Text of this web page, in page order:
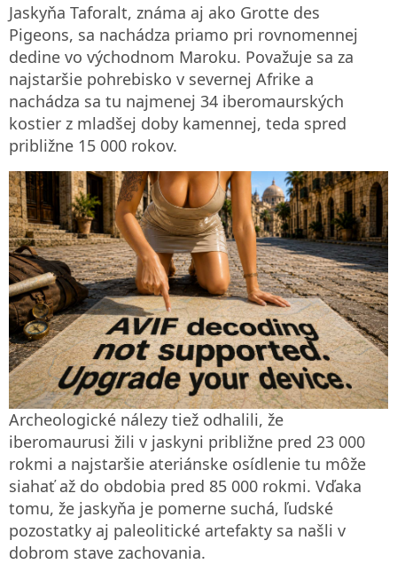
Jaskyňa Taforalt, známa aj ako Grotte des
Pigeons, sa nachádza priamo pri rovnomennej
dedine vo východnom Maroku. Považuje sa za
najstaršie pohrebisko v severnej Afrike a
nachádza sa tu najmenej 34 iberomaurských
kostier z mladšej doby kamennej, teda spred
približne 15 000 rokov.
Archeologické nálezy tiež odhalili, že
iberomaurusi žili v jaskyni približne pred 23 000
rokmi a najstaršie ateriánske osídlenie tu môže
siahať až do obdobia pred 85 000 rokmi. Vďaka
tomu, že jaskyňa je pomerne suchá, ľudské
pozostatky aj paleolitické artefakty sa našli v
dobrom stave zachovania.